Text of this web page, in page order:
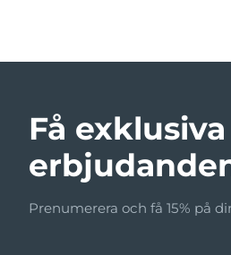
Få exklusiva
Prenumerera och få 15% på